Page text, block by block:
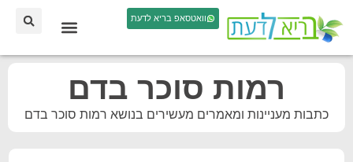
וואטסאפ בריא לדעת
רמות סוכר בדם
כתבות מעניינות ומאמרים מעשירים בנושא רמות סוכר בדם